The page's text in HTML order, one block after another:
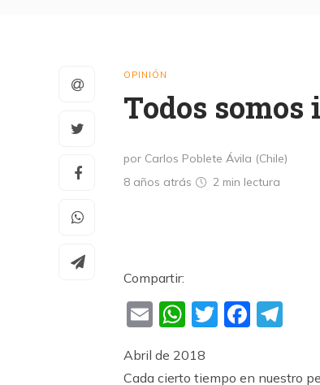
OPINIÓN
Todos
por Carlos Poblete Ávila (Chile)
8 años atrás
2 min lectura
Compartir:
EmailWhatsApp
Twitter
Abril de 2018
Cada cierto tiempo en nuestro